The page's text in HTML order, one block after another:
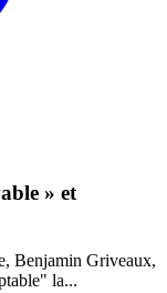
» et
Benjamin Griveaux,
la...